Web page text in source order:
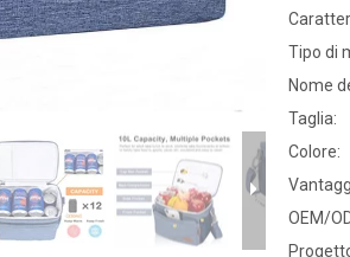
Tipo di
Nome
Taglia:
Colore:
OEM/